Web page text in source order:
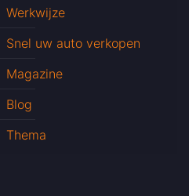
Werkwijze
Snel uw auto verkopen
Magazine
Blog
Thema